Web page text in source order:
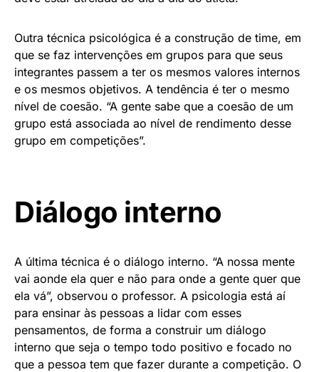
Outra técnica psicológica é a construção de time, em
que se faz intervenções em grupos para que seus
integrantes passem a ter os mesmos valores internos
e os mesmos objetivos. A tendência é ter o mesmo
nível de coesão. “A gente sabe que a coesão de um
grupo está associada ao nível de rendimento desse
grupo em competições”.
Diálogo interno
A última técnica é o diálogo interno. “A nossa mente
vai aonde ela quer e não para onde a gente quer que
ela vá”, observou o professor. A psicologia está aí
para ensinar às pessoas a lidar com esses
pensamentos, de forma a construir um diálogo
interno que seja o tempo todo positivo e focado no
que a pessoa tem que fazer durante a competição. O